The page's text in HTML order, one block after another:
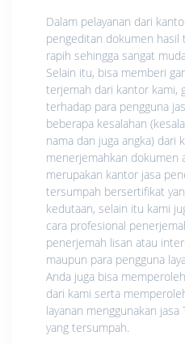
Dalam pelayanan dari
pengeditan dokumen hasil
rapih sehingga sangat
Selain itu, bisa memberi
terjemah dari kantor kami,
terhadap para pengguna
beberapa kesalahan
nama dan juga angka) dari
menerjemahkan dokumen
merupakan kantor jasa
tersumpah bersertifikat
kedutaan, selain itu kami
cara profesional
penerjemah lisan atau
maupun para pengguna
Anda juga bisa
dari kami serta
layanan menggunakan
yang tersumpah.